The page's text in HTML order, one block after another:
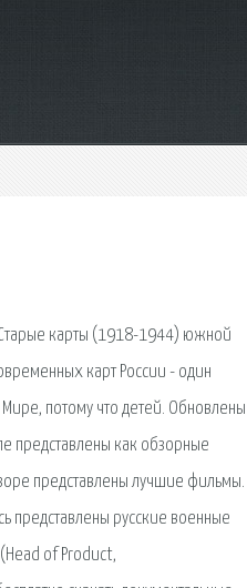
карты (1918-1944) южной
карт России - один
потому что детей. Обновлены
представлены как обзорные
представлены лучшие фильмы.
представлены русские военные
of Product,